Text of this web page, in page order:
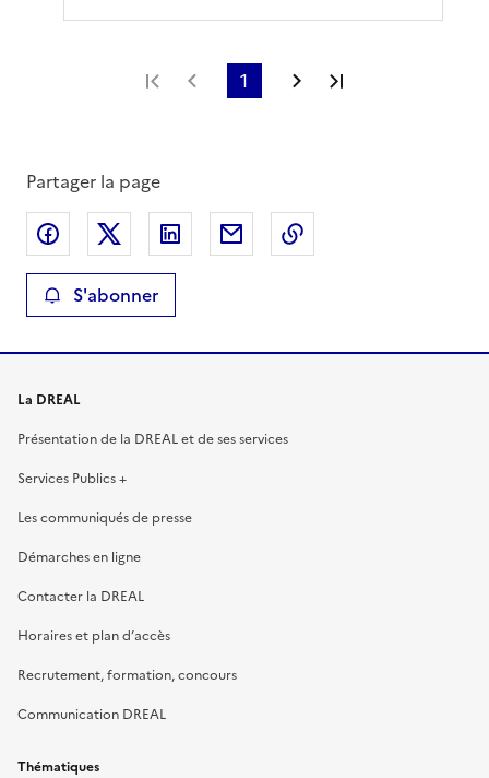
Première page
Page précédente
1 Page suivante
Partager la page
Partager sur Facebook
Partager sur XPartager sur LinkedIn
Partager par email
S'abonner
La DREAL
Présentation de la DREAL et de ses services
Services Publics +
Les communiqués de presse
Démarches en ligne
Contacter la DREAL
Horaires et plan d’accès
Recrutement, formation, concours
Communication DREAL
Thématiques